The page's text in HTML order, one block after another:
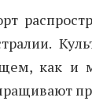
как и